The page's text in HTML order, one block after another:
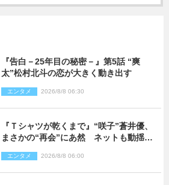
『告白－25年目の秘密－』第5話 “爽
太”松村北斗の恋が大きく動き出す
エンタメ 2026/8/8 06:30
『Ｔシャツが乾くまで』“咲子”蒼井優、
まさかの“再会”にあ然 ネットも動揺
レあり）
エンタメ 2026/8/8 06:00